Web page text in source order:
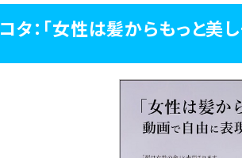
コタ：「女性は髪からもっと美